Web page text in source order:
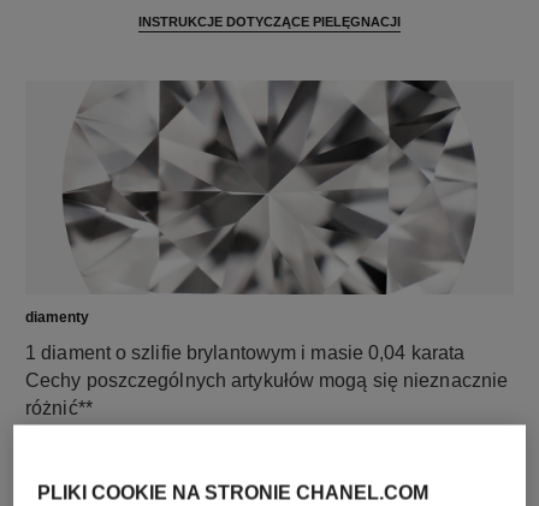
INSTRUKCJE DOTYCZĄCE PIELĘGNACJI
diamenty
1 diament o szlifie brylantowym i masie 0,04 karata
Cechy poszczególnych artykułów mogą się nieznacznie
różnić**
PLIKI COOKIE NA STRONIE CHANEL.COM